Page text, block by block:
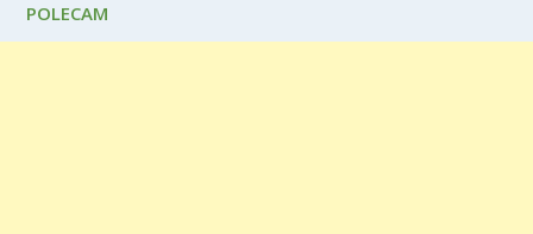
POLECAM